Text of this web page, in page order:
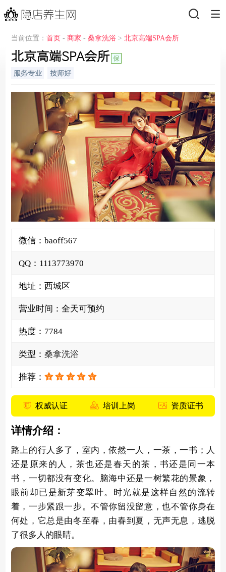
当前位置： 首页- 商家 - 桑拿洗浴 > 北京高端SPA会所
北京高端SPA会所 保
服务专业 技师好
微信： baoff567
QQ： 1113773970
地址：西城区
营业时间：全天可预约
热度： 7784
类型： 桑拿洗浴
推荐：
权威认证 培训上岗 资质证书
详情介绍：
路上的行人多了，室内，依然一人，一茶，一书；人
还是原来的人，茶也还是春天的茶，书还是同一本
书，一切都没有变化。脑海中还是一树繁花的景象，
眼前却已是新芽变翠叶。时光就是这样自然的流转
着，一步紧跟一步。不管你留没留意，也不管你身在
何处，它总是由冬至春，由春到夏，无声无息，逃脱
了很多人的眼睛。